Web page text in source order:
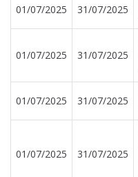
01/07/2025 31/07/2025
01/07/2025 31/07/2025
01/07/2025 31/07/2025
01/07/2025 31/07/2025